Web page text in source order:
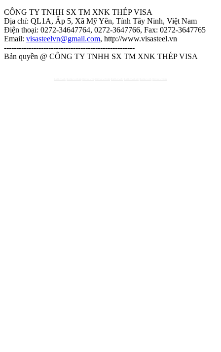
CÔNG TY TNHH SX TM XNK THÉP VISA
Địa chỉ: QL1A, Ấp 5, Xã Mỹ Yên, Tỉnh Tây Ninh, Việt Nam
Điện thoại: 0272-34647764, 0272-3647766, Fax: 0272-3647765
Email: visasteelvn@gmail.com, http://www.visasteel.vn
-----------------------------------------------------
Bản quyền @ CÔNG TY TNHH SX TM XNK THÉP VISA